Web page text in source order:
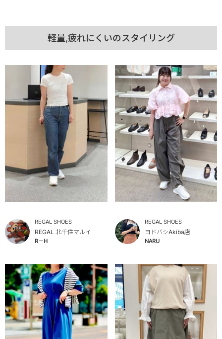
軽量,疲れにくいのスタイリング
REGAL SHOES
REGAL 北千住マルイ
R－H
REGAL SHOES
ヨドバシAkiba店
NARU